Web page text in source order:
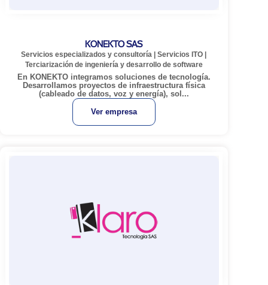
KONEKTO SAS
Servicios especializados y consultoría |Servicios ITO |
Terciarización de ingeniería y desarrollo de software
En KONEKTO integramos soluciones de tecnología.
Desarrollamos proyectos de infraestructura física
(cableado de datos, voz y energía), sol...
Ver empresa